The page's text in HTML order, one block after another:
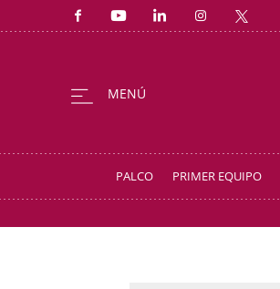
PALCO PRIMER EQUIPO